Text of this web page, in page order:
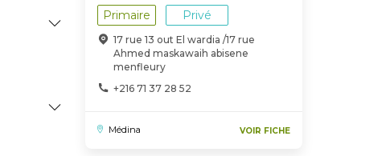
Primaire Privé
17 rue 13 out El wardia /17 rue
Ahmed maskawaih abisene
menfleury
+216 71 37 28 52
Médina VOIR FICHE